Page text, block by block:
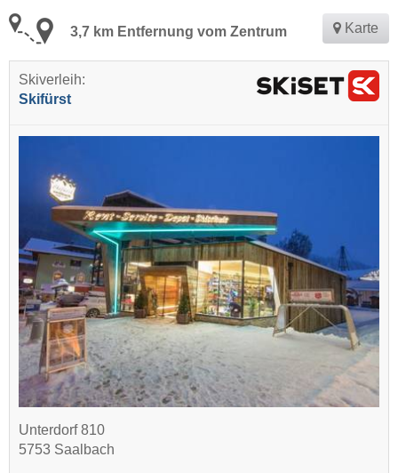
3,7 km Entfernung vom Zentrum Karte
Skiverleih:
Skifürst
Unterdorf 810
5753 Saalbach